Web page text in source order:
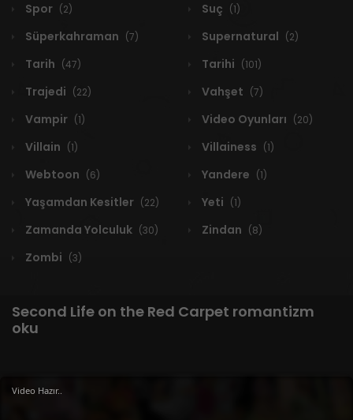
Spor (2) Suç (1)
Süperkahraman (7) Supernatural (2)
Tarih (47) Tarihi (101)
Trajedi (22) Vahşet (7)
Vampir (1) Video Oyunları (20)
Villain (1) Villainess (1)
Webtoon (6) Yandere (1)
Yaşamdan Kesitler (22) Yeti (1)
Zamanda Yolculuk (30) Zindan (8)
Zombi (3)
Second Life on the Red Carpet romantizm
oku
1 RESULT
Video Hazır..